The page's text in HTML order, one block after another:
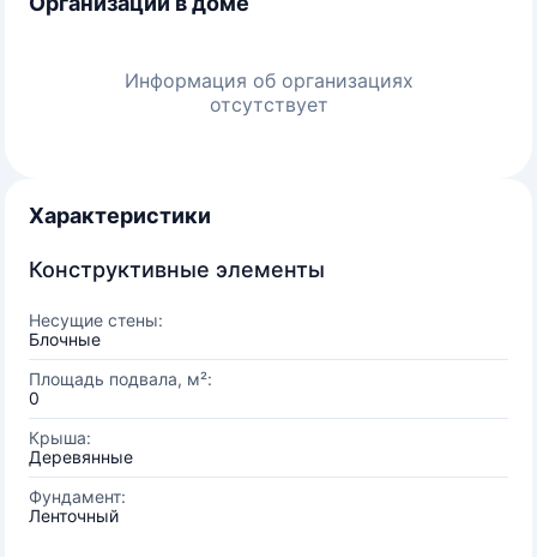
Информация об организациях
отсутствует
Характеристики
Конструктивные элементы
Несущие стены:
Блочные
Площадь подвала, м²:
0
Крыша:
Деревянные
Фундамент:
Ленточный